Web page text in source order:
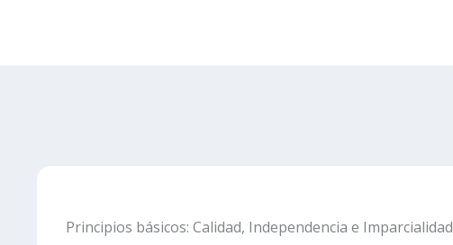
Principios básicos: Calidad, Independencia e Imparcialidad